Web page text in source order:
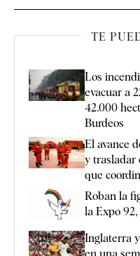
TE
Los
evacuar a
42.000
Burdeos
El avance
y trasladar
que
Roban la
la Expo
Inglaterra